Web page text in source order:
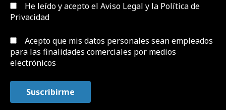
He leído y acepto el Aviso Legal y la Política de
Privacidad
Acepto que mis datos personales sean empleados
para las finalidades comerciales por medios
electrónicos